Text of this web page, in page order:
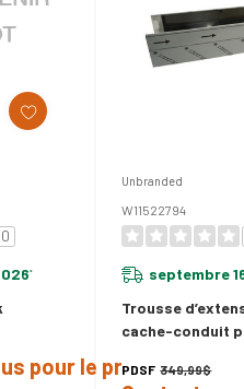
*
pour le prix
Unbranded
W11522794
septembre
Trousse
cache-conduit
W11522794
PDSF 349,99$